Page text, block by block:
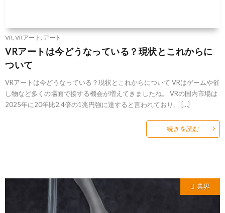
VR VRアート アート
VRアートは今どうなっている？現状とこれからに
ついて
VRアートは今どうなっている？現状とこれからについて VRはゲームや催
し物など多くの場面で接する機会が増えてきましたね。 VRの国内市場は
2025年に20年比2.4倍の1兆円強に達すると言われており、 […]
続きを読む
業界